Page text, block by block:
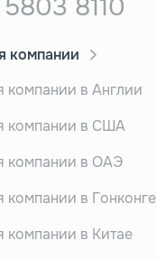
8110
компании
компании в Англии
компании в США
компании в ОАЭ
компании в Гонконге
компании в Китае